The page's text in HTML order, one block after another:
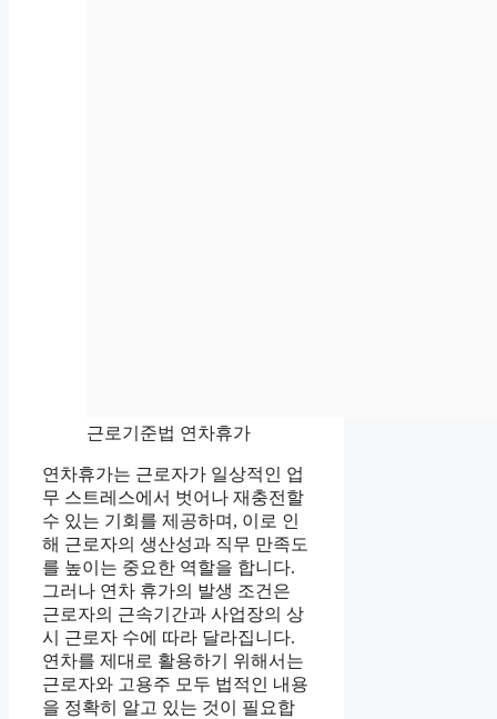
근로기준법 연차휴가
연차휴가는 근로자가 일상적인 업
무 스트레스에서 벗어나 재충전할
수 있는 기회를 제공하며, 이로 인
해 근로자의 생산성과 직무 만족도
를 높이는 중요한 역할을 합니다.
그러나 연차 휴가의 발생 조건은
근로자의 근속기간과 사업장의 상
시 근로자 수에 따라 달라집니다.
연차를 제대로 활용하기 위해서는
근로자와 고용주 모두 법적인 내용
을 정확히 알고 있는 것이 필요합